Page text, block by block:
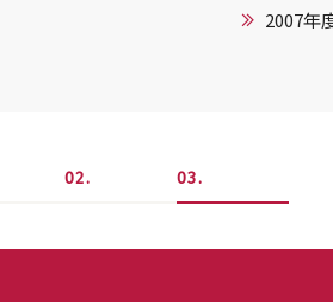
2007年
2 3